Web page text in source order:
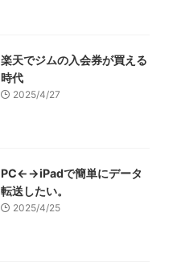
楽天でジムの入会券が買える
時代
2025/4/27
PC←→iPadで簡単にデータ
転送したい。
2025/4/25